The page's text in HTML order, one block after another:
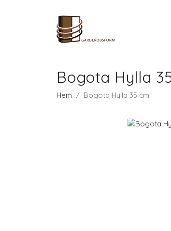
Bogota Hylla
Hem Bogota Hylla 35 cm